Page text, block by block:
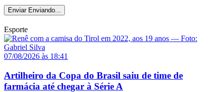
Enviar Enviando...
Esporte
07/08/2026 às 18:41
Artilheiro da Copa do Brasil saiu de time de
farmácia até chegar à Série A